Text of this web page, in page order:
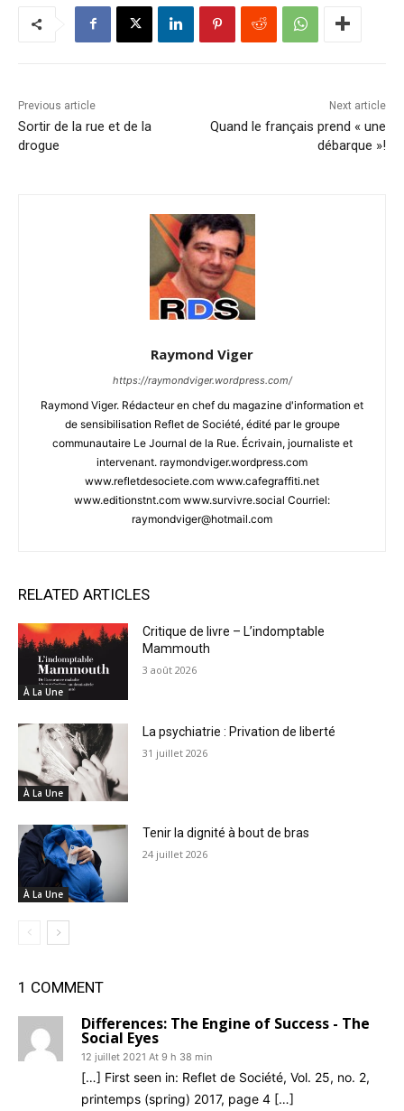
Previous article
Sortir de la rue et de la
drogue
Next article
Quand le français prend « une
débarque »!
Raymond Viger
https://raymondviger.wordpress.com/
Raymond Viger. Rédacteur en chef du magazine d'information et
de sensibilisation Reflet de Société, édité par le groupe
communautaire Le Journal de la Rue. Écrivain, journaliste et
intervenant. raymondviger.wordpress.com
www.refletdesociete.com www.cafegraffiti.net
www.editionstnt.com www.survivre.social Courriel:
raymondviger@hotmail.com
RELATED ARTICLES
À La Une
Critique de livre – L’indomptable
Mammouth
3 août 2026
À La Une
La psychiatrie : Privation de liberté
31 juillet 2026
À La Une
Tenir la dignité à bout de bras
24 juillet 2026
1 COMMENT
Differences: The Engine of Success - The
Social Eyes
12 juillet 2021 At 9 h 38 min
[…] First seen in: Reflet de Société, Vol. 25, no. 2,
printemps (spring) 2017, page 4 […]